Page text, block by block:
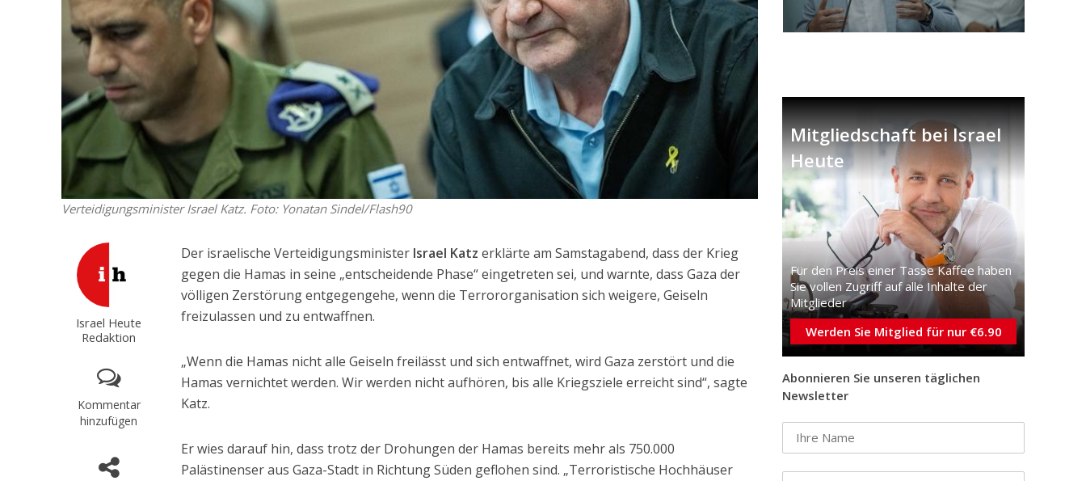
Verteidigungsminister Israel Katz. Foto: Yonatan Sindel/Flash90
Israel Heute
Redaktion
Kommentar
hinzufügen
Der israelische Verteidigungsminister Israel Katz erklärte am Samstagabend, dass der Krieg
gegen die Hamas in seine „entscheidende Phase“ eingetreten sei, und warnte, dass Gaza der
völligen Zerstörung entgegengehe, wenn die Terrororganisation sich weigere, Geiseln
freizulassen und zu entwaffnen.
„Wenn die Hamas nicht alle Geiseln freilässt und sich entwaffnet, wird Gaza zerstört und die
Hamas vernichtet werden. Wir werden nicht aufhören, bis alle Kriegsziele erreicht sind“, sagte
Katz.
Er wies darauf hin, dass trotz der Drohungen der Hamas bereits mehr als 750.000
Palästinenser aus Gaza-Stadt in Richtung Süden geflohen sind. „Terroristische Hochhäuser
Leben
Mitgliedschaft bei Israel
Heute
Für den Preis einer Tasse Kaffee haben
Sie vollen Zugriff auf alle Inhalte der
Mitglieder
Werden Sie Mitglied für nur €6.90
Abonnieren Sie unseren täglichen
Newsletter